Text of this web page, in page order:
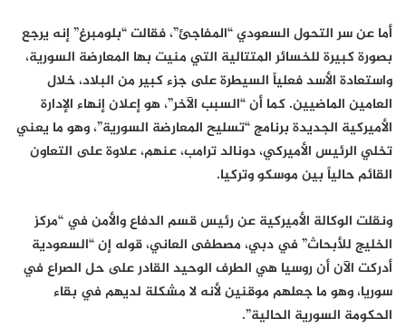
أما عن سر التحول السعودي “المفاجئ”، فقالت “بلومبرغ” إنه يرجع
بصورة كبيرة للخسائر المتتالية التي منيت بها المعارضة السورية،
واستعادة الأسد فعلياً السيطرة على جزء كبير من البلاد، خلال
العامين الماضيين. كما أن “السبب الآخر”، هو إعلان إنهاء الإدارة
الأميركية الجديدة برنامج “تسليح المعارضة السورية”، وهو ما يعني
تخلي الرئيس الأميركي، دونالد ترامب، عنهم، علاوة على التعاون
القائم حالياً بين موسكو وتركيا.
ونقلت الوكالة الأميركية عن رئيس قسم الدفاع والأمن في “مركز
الخليج للأبحاث” في دبي، مصطفى العاني، قوله إن “السعودية
أدركت الآن أن روسيا هي الطرف الوحيد القادر على حل الصراع في
سوريا، وهو ما جعلهم موقنين لأنه لا مشكلة لديهم في بقاء
الحكومة السورية الحالية”.